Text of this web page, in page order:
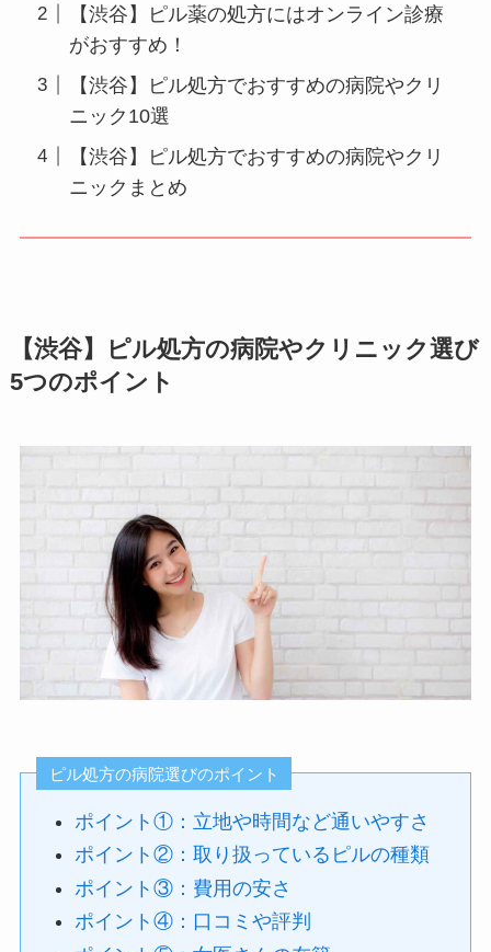
【渋谷】ピル薬の処方にはオンライン診療
がおすすめ！
【渋谷】ピル処方でおすすめの病院やクリ
ニック10選
【渋谷】ピル処方でおすすめの病院やクリ
ニックまとめ
【渋谷】ピル処方の病院やクリニック選び
5つのポイント
ピル処方の病院選びのポイント
ポイント①：立地や時間など通いやすさ
ポイント②：取り扱っているピルの種類
ポイント③：費用の安さ
ポイント④：口コミや評判